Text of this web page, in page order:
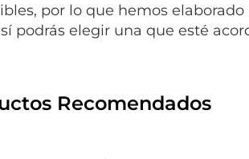
por lo que hemos
podrás elegir una que esté
Recomendados